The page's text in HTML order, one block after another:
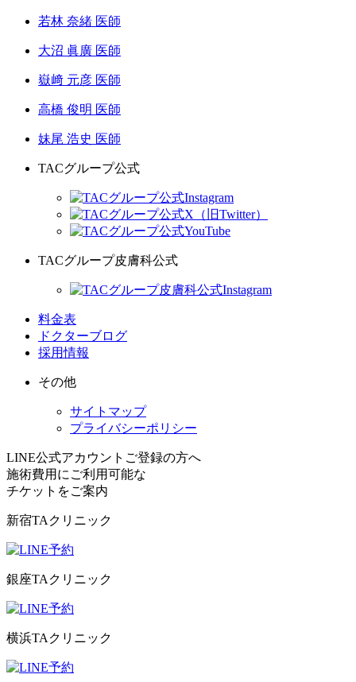
若林 奈緒 医師
大沼 眞廣 医師
嶽﨑 元彦 医師
高橋 俊明 医師
妹尾 浩史 医師
TACグループ公式
TACグループ皮膚科公式
料金表
ドクターブログ
採用情報
その他
サイトマップ
プライバシーポリシー
LINE公式アカウントご登録の方へ
施術費用にご利用可能な
チケット をご案内
新宿TAクリニック
銀座TAクリニック
横浜TAクリニック